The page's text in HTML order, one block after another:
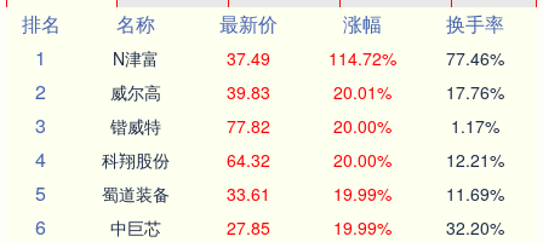
排名
名称 最新价 涨幅
换手率
1
N津富 37.49 114.72% 77.46%
2 威尔高 39.83 20.01% 17.76%
3 锴威特 77.82 20.00% 1.17%
4 科翔股份 64.32 20.00% 12.21%
5 蜀道装备 33.61 19.99% 11.69%
6 中巨芯 27.85 19.99% 32.20%